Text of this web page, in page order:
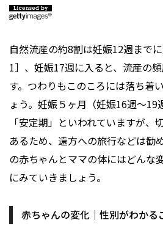
自然流産の約8割は妊娠12週まで
1］、妊娠17週に入ると、流産の
す。つわりもこのころには落ち着
ょう。妊娠５ヶ月（妊娠16週～19
「安定期」といわれていますが、
あるため、遠方への旅行などは勧
の赤ちゃんとママの体にはどんな
にみていきましょう。
赤ちゃんの変化｜性別がわかる